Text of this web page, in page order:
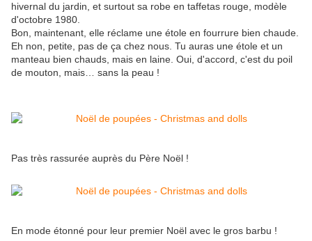
hivernal du jardin, et surtout sa robe en taffetas rouge, modèle
d'octobre 1980.
Bon, maintenant, elle réclame une étole en fourrure bien chaude.
Eh non, petite, pas de ça chez nous. Tu auras une étole et un
manteau bien chauds, mais en laine. Oui, d'accord, c'est du poil
de mouton, mais… sans la peau !
Pas très rassurée auprès du Père Noël !
En mode étonné pour leur premier Noël avec le gros barbu !